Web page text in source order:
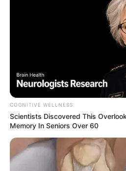
COGNITIVE WELLNESS
Scientists Discovered This
Memory In Seniors Over 60